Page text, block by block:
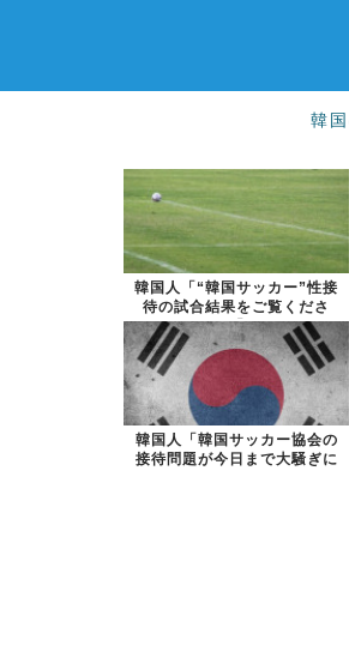
韓
韓国人「“韓国サッカー”性接
待の試合結果をご覧くださ
い」→「マッ...
韓国人「韓国サッカー協会の
接待問題が今日まで大騒ぎに